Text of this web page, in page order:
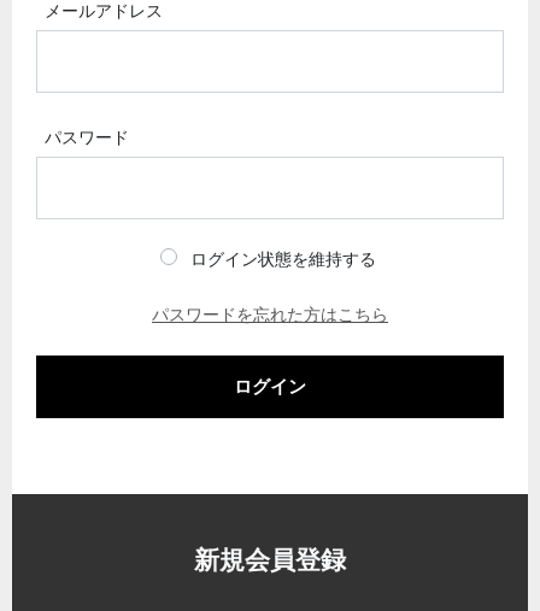
メールアドレス
パスワード
ログイン状態を維持する
パスワードを忘れた方はこちら
ログイン
新規会員登録